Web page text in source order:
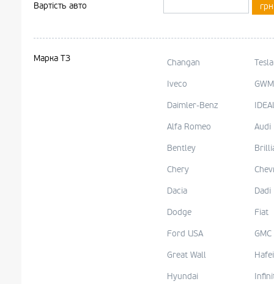
грн
Вартість авто
Changan Tesla
Iveco GWM
Daimler-Benz
Alfa Romeo Audi
Bentley
Chery
Dacia Dadi
Dodge Fiat
Ford USA GMC
Great Wall Hafei
Hyundai
Марка ТЗ